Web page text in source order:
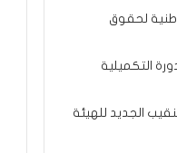
لحقوق
التكميلية
الجديد للهيئة